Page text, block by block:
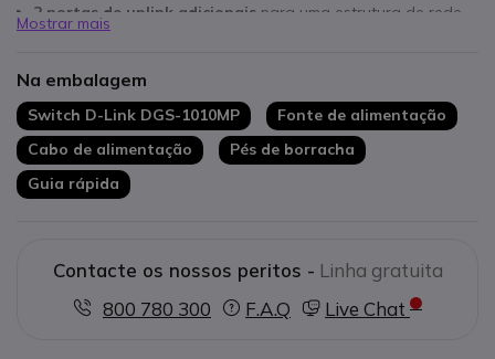
2 portas de uplink adicionais para uma estrutura de rede
flexível
Snooping
Instalação Plug & Playcom gestão web simples
Design sem ventoinhapara um funcionamento silencioso
no escritório
Mostrar mais
Na embalagem
Switch D-Link DGS-1010MP
Fonte de alimentação
Cabo de alimentação
Pés de borracha
Guia rápida
Contacte os nossos peritos - Linha gratuita
800 780 300
F.A.Q Live Chat